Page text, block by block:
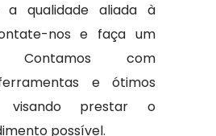
a qualidade aliada à
nos e faça um
Contamos com
e ótimos
visando prestar o
possível.